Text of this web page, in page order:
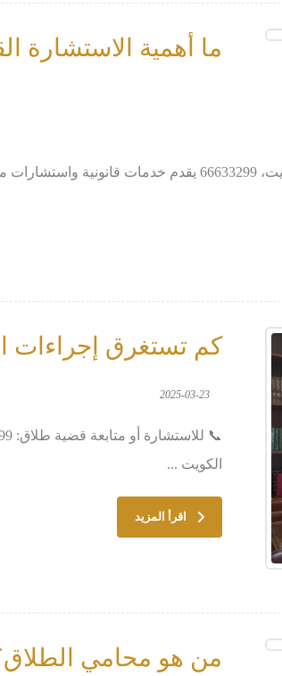
ما أهمية الاستشارة
كم تستغرق إجراءات
2025-03-23
الكويت ...
اقرأ المزيد
من هو محامي الطلاق؟